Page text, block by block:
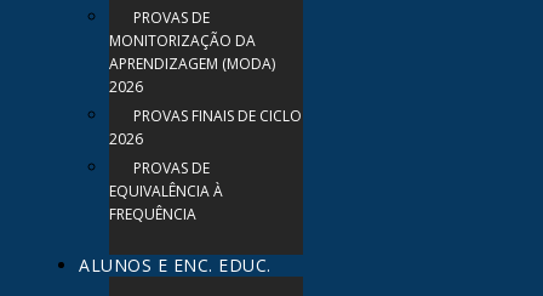
PROVAS DE
MONITORIZAÇÃO DA
APRENDIZAGEM (MODA)
2026
PROVAS FINAIS DE CICLO
2026
PROVAS DE
EQUIVALÊNCIA À
FREQUÊNCIA
ALUNOS E ENC. EDUC.